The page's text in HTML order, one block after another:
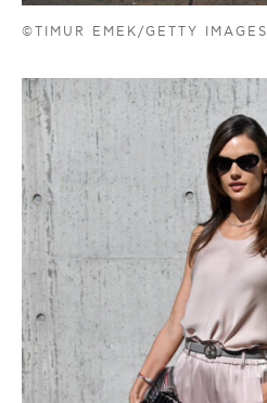
©TIMUR EMEK/GETTY IMAGES